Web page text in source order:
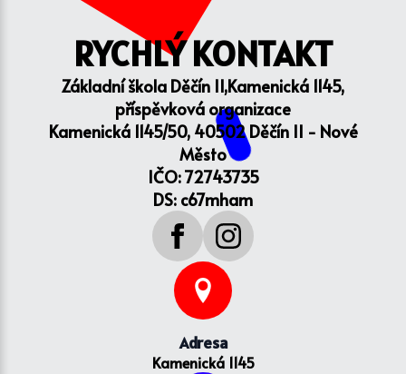
RYCHLÝ KONTAKT
Základní škola Děčín II,Kamenická 1145,
příspěvková organizace
Kamenická 1145/50, 40502 Děčín II - Nové
Město
IČO: 72743735
DS: c67mham
Adresa
Kamenická 1145